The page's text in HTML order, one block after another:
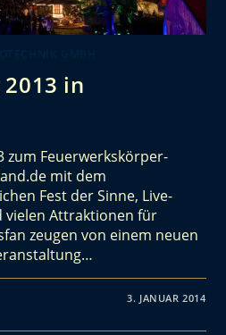
in
zum Feuerwerkskörper-
mit dem
Fest der Sinne, Live-
vielen Attraktionen für
zeugen von einem neuen
3. JANUAR 2014